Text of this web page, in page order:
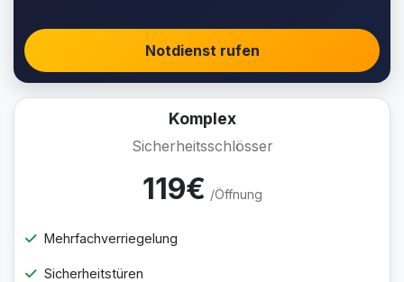
Notdienst rufen
Komplex
Sicherheitsschlösser
119€ /Öffnung
Mehrfachverriegelung
Sicherheitstüren